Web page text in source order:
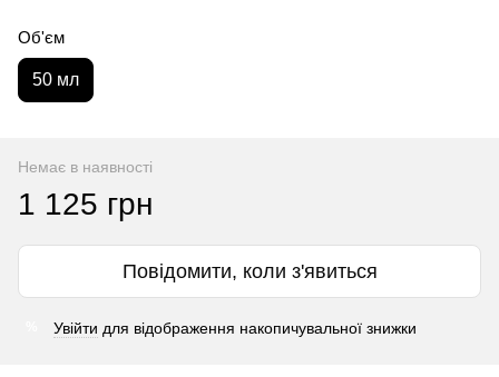
Об'єм
50 мл
Немає в наявності
1 125 грн
Повідомити, коли з'явиться
Увійти для відображення накопичувальної знижки